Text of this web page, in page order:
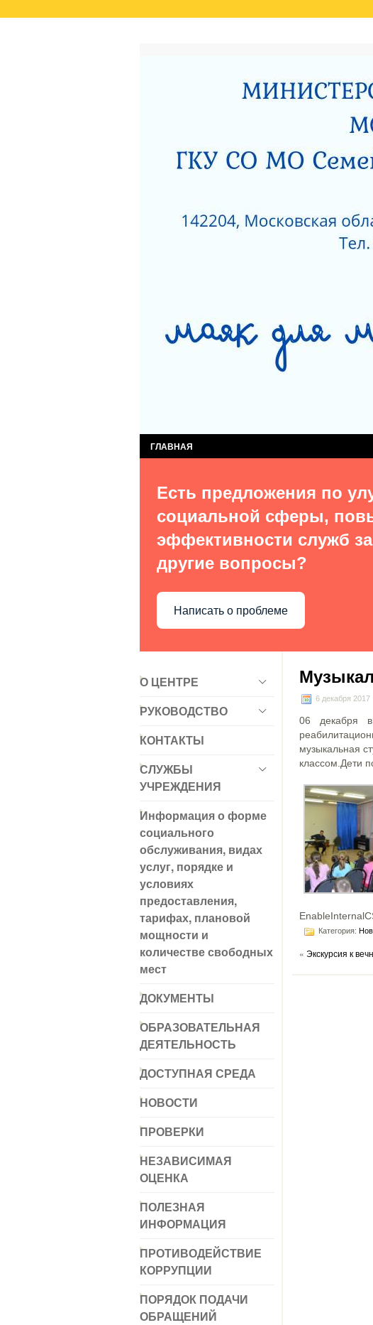
РОДИТЕЛЯМ О ПОЗИТИВНОМ МЫШЛЕНИИ
АКТ ПРОВЕРКИ СЕРПУХОВСКОЙ ГОРОДСКОЙ
ПОЛОЖЕНИЕ О ПОПЕЧИТЕЛЬСКОМ СОВЕТЕ ПРИ
ЗИМНИЕ ЗАБАВЫ ЧТО НУЖНО ЗНАТЬ О КОРРУПЦИИ
КАК ЗАЩИТИТЬ РЕБЕНКА ОТ ПАДЕНИЯ ИЗ ОКНА?
НЕЗАВИСИМАЯ ОЦЕНКА КАЧЕСТВА РАБОТЫ
ДОРОЖНАЯ КАРТА «ПО УЛУЧШЕНИЮ ОКАЗАНИЯ
«СЕРПУХОВСКИЙ ГОРОДСКОЙ СОЦИАЛЬНО-
СЛУЖБА КОМПЛЕКСНОЙ ПОМОЩИ ДЕТЯМ
СЛУЖБА ПОСТИНТЕРНАТНОГО СОПРОВОЖДЕНИЯ
ГЛАВНАЯ
Есть предложения по
социальной сферы,
эффективности служб
другие вопросы?
Написать о проблеме
О ЦЕНТРЕ
РУКОВОДСТВО
КОНТАКТЫ
СЛУЖБЫ
УЧРЕЖДЕНИЯ
Информация о форме
социального
обслуживания, видах
услуг, порядке и
условиях
предоставления,
тарифах, плановой
мощности и
количестве свободных
мест
ДОКУМЕНТЫ
ОБРАЗОВАТЕЛЬНАЯ
ДЕЯТЕЛЬНОСТЬ
ДОСТУПНАЯ СРЕДА
НОВОСТИ
ПРОВЕРКИ
НЕЗАВИСИМАЯ
ОЦЕНКА
ПОЛЕЗНАЯ
ИНФОРМАЦИЯ
ПРОТИВОДЕЙСТВИЕ
КОРРУПЦИИ
ПОРЯДОК ПОДАЧИ
ОБРАЩЕНИЙ
6 декабря 2017
06 декабря
музыкальная
классом.Дети
Категория:
« Экскурсия к